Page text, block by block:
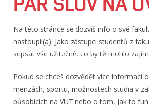
Na této stránce se dozvíš info o své
nastoupil(a). Jako zástupci studentů z
sepsat vše užitečné, co by tě mohlo
Pokud se chceš dozvědět více informací
menzách, sportu, možnostech studia v
působících na VUT nebo o tom, jak to
Studentská komora AS FP
Pár slov na závěr